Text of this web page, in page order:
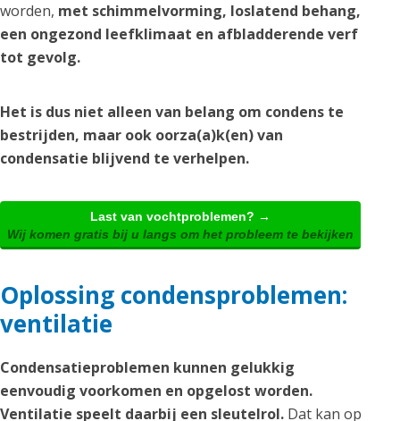
worden, met schimmelvorming, loslatend behang,
een ongezond leefklimaat en afbladderende verf
tot gevolg.
Het is dus niet alleen van belang om condens te
bestrijden, maar ook oorza(a)k(en) van
condensatie blijvend te verhelpen.
Last van vochtproblemen? →
Wij komen gratis bij u langs om het probleem te bekijken
Oplossing condensproblemen:
ventilatie
Condensatieproblemen kunnen gelukkig
eenvoudig voorkomen en opgelost worden.
Ventilatie speelt daarbij een sleutelrol. Dat kan op